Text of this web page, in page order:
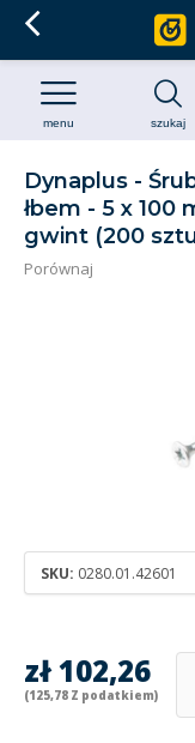
szukaj
menu
Dynaplus -
łbem - 5 x 100
gwint (200
Porównaj
SKU: 0280.01.42601
zł 102,26
(125,78 Z podatkiem)